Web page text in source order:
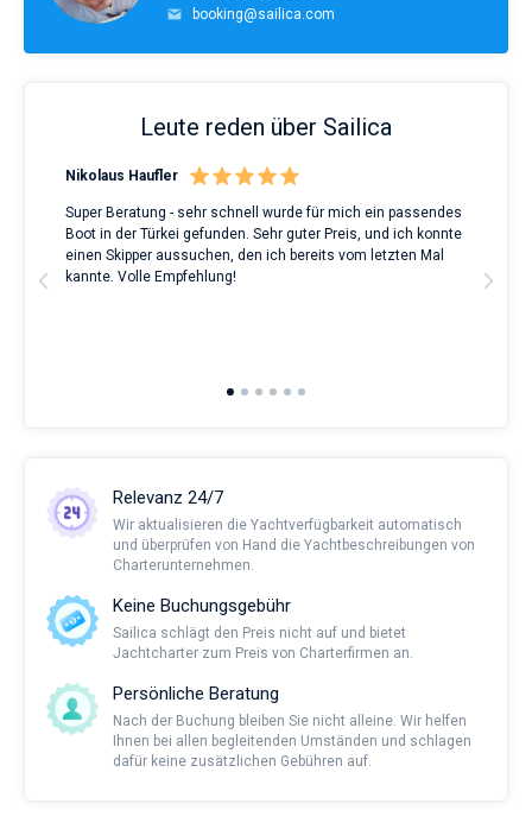
booking@sailica.com
Leute reden über Sailica
Nikolaus Haufler
Super Beratung - sehr schnell wurde für mich ein passendes
Boot in der Türkei gefunden. Sehr guter Preis, und ich konnte
einen Skipper aussuchen, den ich bereits vom letzten Mal
kannte. Volle Empfehlung!
Relevanz 24/7
Wir aktualisieren die Yachtverfügbarkeit automatisch
und überprüfen von Hand die Yachtbeschreibungen von
Charterunternehmen.
Keine Buchungsgebühr
Sailica schlägt den Preis nicht auf und bietet
Jachtcharter zum Preis von Charterfirmen an.
Persönliche Beratung
Nach der Buchung bleiben Sie nicht alleine. Wir helfen
Ihnen bei allen begleitenden Umständen und schlagen
dafür keine zusätzlichen Gebühren auf.